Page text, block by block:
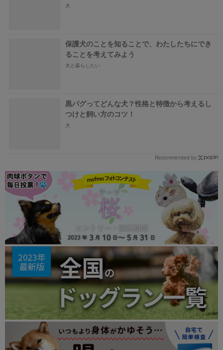
犬
保護犬のことを知ることで、わたしたちにでき
ることを考えてみよう
犬と暮らしたい
黒パグってどんな犬？性格と特徴から考えるし
つけと飼い方のコツ！
犬
Recommended by